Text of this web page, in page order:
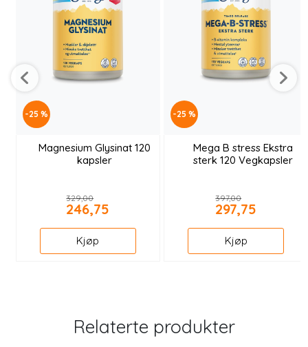
-25 %
Magnesium Glysinat 120
kapsler
329,00
246,75
Kjøp
-25 %
Mega B stress Ekstra
sterk 120 Vegkapsler
397,00
297,75
Kjøp
Relaterte produkter